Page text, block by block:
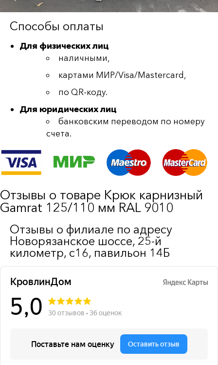
Способы оплаты
Для физических лиц
наличными,
картами МИР/Visa/Mastercard,
по QR-коду.
Для юридических лиц
банковским переводом по номеру
счета.
Отзывы о товаре Крюк карнизный
Gamrat 125/110 мм RAL 9010
Отзывы о филиале по адресу
Новорязанское шоссе, 25-й
километр, с16, павильон 14Б